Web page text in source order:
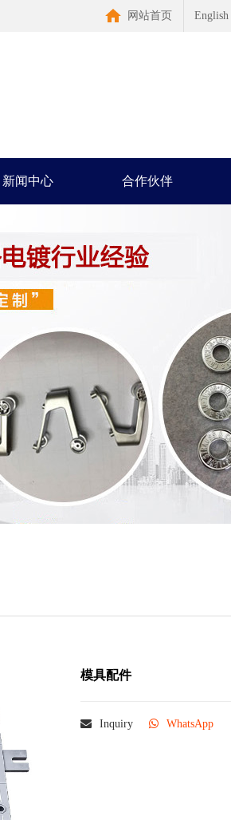
网站首页 English
新闻中心 合作伙伴
模具配件
Inquiry WhatsApp